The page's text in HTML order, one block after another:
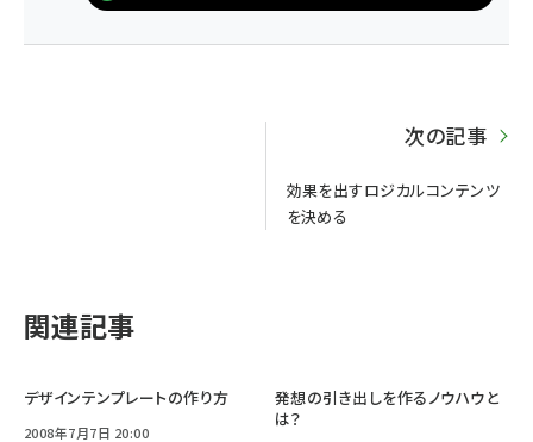
次の記事
効果を出すロジカルコンテンツ
を決める
関連記事
デザインテンプレートの作り方
2008年7月7日 20:00
発想の引き出しを作るノウハウと
は？